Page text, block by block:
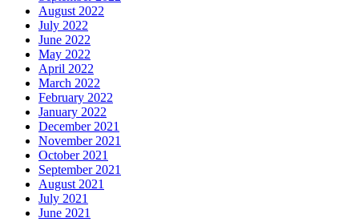
August 2022
July 2022
June 2022
May 2022
April 2022
March 2022
February 2022
January 2022
December 2021
November 2021
October 2021
September 2021
August 2021
July 2021
June 2021